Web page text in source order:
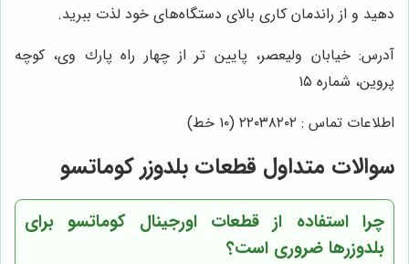
دهید و از راندمان کاری بالای دستگاه‌های خود لذت ببرید.
آدرس: خيابان وليعصر، پايين تر از چهار راه پارك وى، كوچه
پروين، شماره ١٥
اطلاعات تماس : ٢٢٠٣٨٢٠٢ (١٠ خط)
سوالات متداول قطعات بلدوزر کوماتسو
چرا استفاده از قطعات اورجینال کوماتسو برای
بلدوزرها ضروری است؟